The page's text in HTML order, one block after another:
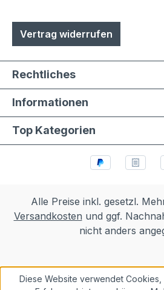
Vertrag widerrufen
Rechtliches
Informationen
Top Kategorien
Alle Preise inkl. gesetzl.
Versandkosten und ggf.
nicht anders
Diese Website verwendet Cookies,